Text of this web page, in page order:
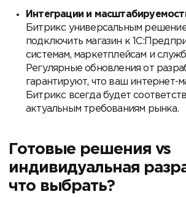
Интеграции и
Битрикс универсальным
подключить магазин к
системам, маркетплейсам и
Регулярные обновления от
гарантируют, что ваш интернет-
Битрикс всегда будет
актуальным требованиям рынка.
Готовые решения vs
индивидуальная
что выбрать?